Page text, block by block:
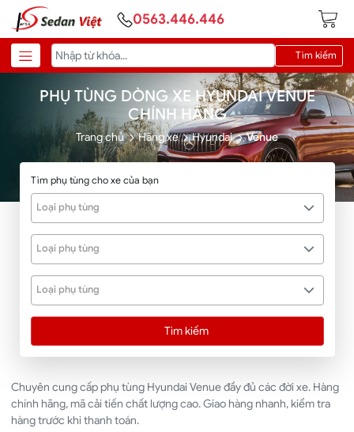
0563.446.446
Tìm kiếm
PHỤ TÙNG DÒNG XE HYUNDAI VENUE
CHÍNH HÃNG
Trang chủ Hãng xe Hyundai Venue
Tìm phụ tùng cho xe của bạn
Loại phụ tùng
Loại phụ tùng
Loại phụ tùng
Tìm kiếm
Chuyên cung cấp phụ tùng Hyundai Venue đầy đủ các đời xe. Hàng
chính hãng, mã cải tiến chất lượng cao. Giao hàng nhanh, kiểm tra
hàng trước khi thanh toán.